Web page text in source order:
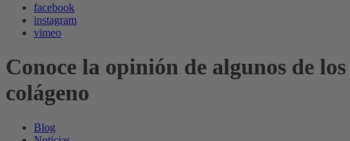
facebook
instagram
vimeo
Conoce la opinión de algunos de
colágeno
Blog